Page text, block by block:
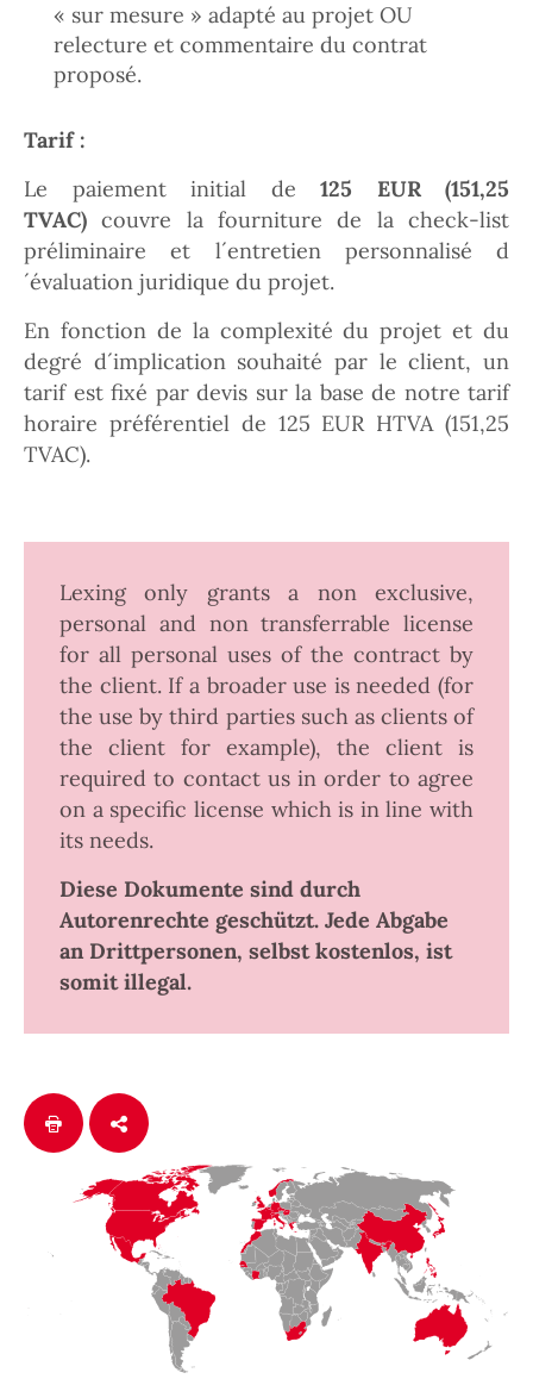
« sur mesure » adapté au projet OU
relecture et commentaire du contrat
proposé.
Tarif :
Le paiement initial de 125 EUR (151,25
TVAC) couvre la fourniture de la check-list
préliminaire et l´entretien personnalisé d
´évaluation juridique du projet.
En fonction de la complexité du projet et du
degré d´implication souhaité par le client, un
tarif est fixé par devis sur la base de notre tarif
horaire préférentiel de 125 EUR HTVA (151,25
TVAC).
Lexing only grants a non exclusive,
personal and non transferrable license
for all personal uses of the contract by
the client. If a broader use is needed (for
the use by third parties such as clients of
the client for example), the client is
required to contact us in order to agree
on a specific license which is in line with
its needs.
Diese Dokumente sind durch
Autorenrechte geschützt. Jede Abgabe
an Drittpersonen, selbst kostenlos, ist
somit illegal.